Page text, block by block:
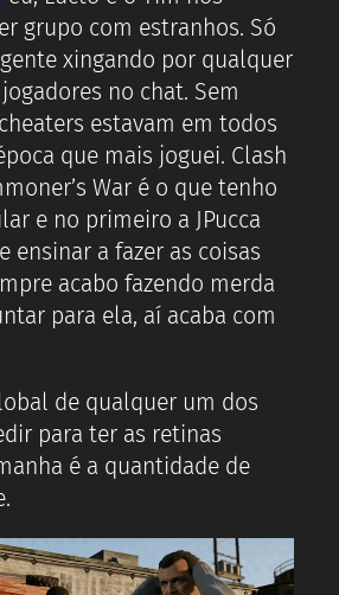
grupo com estranhos. Só
xingando por qualquer
no chat. Sem
estavam em todos
que mais joguei. Clash
War é o que tenho
e no primeiro a JPucca
ensinar a fazer as coisas
acabo fazendo merda
para ela, aí acaba com
de qualquer um dos
para ter as retinas
é a quantidade de